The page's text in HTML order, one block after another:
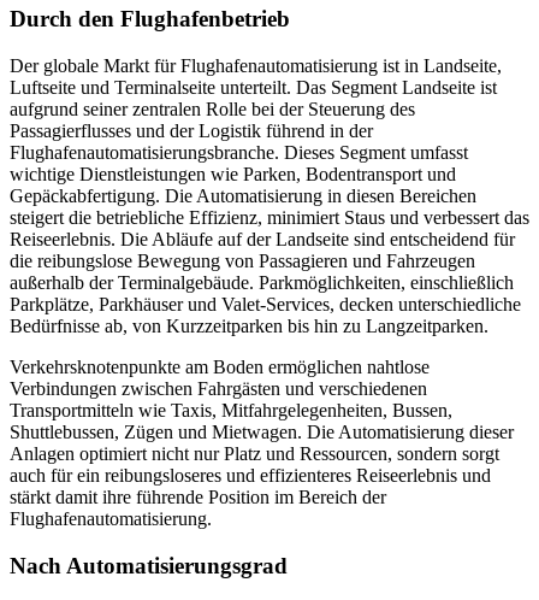
Durch den Flughafenbetrieb
Der globale Markt für Flughafenautomatisierung ist in Landseite,
Luftseite und Terminalseite unterteilt. Das Segment Landseite ist
aufgrund seiner zentralen Rolle bei der Steuerung des
Passagierflusses und der Logistik führend in der
Flughafenautomatisierungsbranche. Dieses Segment umfasst
wichtige Dienstleistungen wie Parken, Bodentransport und
Gepäckabfertigung. Die Automatisierung in diesen Bereichen
steigert die betriebliche Effizienz, minimiert Staus und verbessert das
Reiseerlebnis. Die Abläufe auf der Landseite sind entscheidend für
die reibungslose Bewegung von Passagieren und Fahrzeugen
außerhalb der Terminalgebäude. Parkmöglichkeiten, einschließlich
Parkplätze, Parkhäuser und Valet-Services, decken unterschiedliche
Bedürfnisse ab, von Kurzzeitparken bis hin zu Langzeitparken.
Verkehrsknotenpunkte am Boden ermöglichen nahtlose
Verbindungen zwischen Fahrgästen und verschiedenen
Transportmitteln wie Taxis, Mitfahrgelegenheiten, Bussen,
Shuttlebussen, Zügen und Mietwagen. Die Automatisierung dieser
Anlagen optimiert nicht nur Platz und Ressourcen, sondern sorgt
auch für ein reibungsloseres und effizienteres Reiseerlebnis und
stärkt damit ihre führende Position im Bereich der
Flughafenautomatisierung.
Nach Automatisierungsgrad